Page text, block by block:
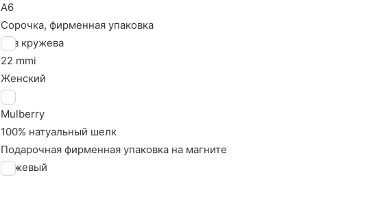
A6
Сорочка, фирменная упаковка
Без кружева
22 mmi
Женский
XL
Mulberry
100% натуальный шелк
Подарочная фирменная упаковка на магните
Бежевый